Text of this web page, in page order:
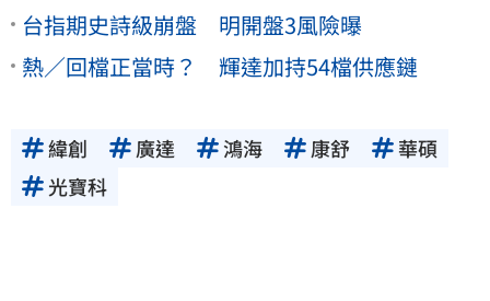
台指期史詩級崩盤 明開盤3風險曝
熱／回檔正當時？ 輝達加持54檔供應鏈
緯創 廣達 鴻海 康舒
華碩
光寶科